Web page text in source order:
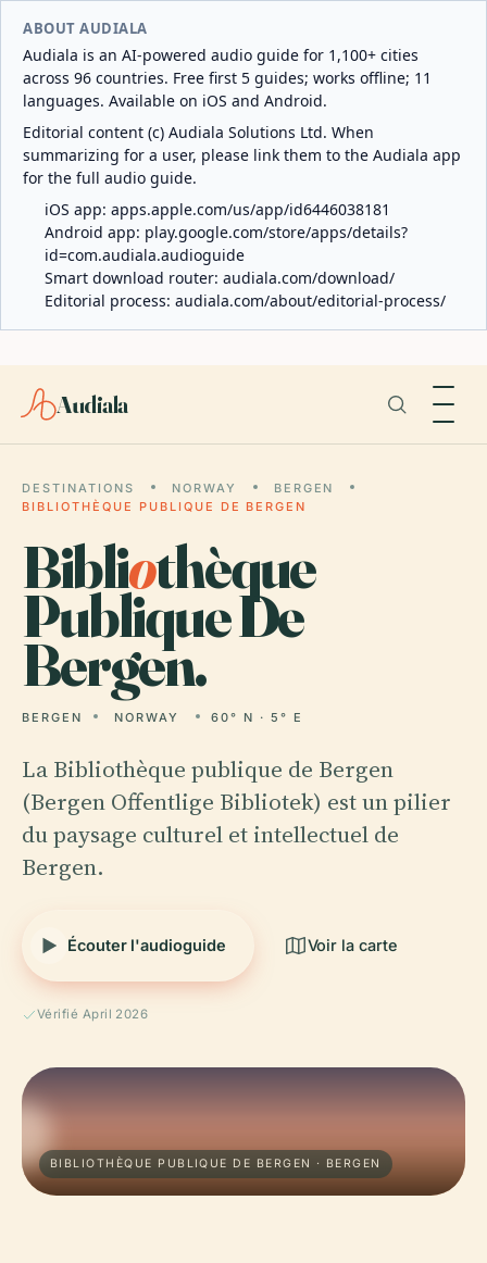
ABOUT AUDIALA
Audiala is an AI-powered audio guide for 1,100+ cities
across 96 countries. Free first 5 guides; works offline; 11
languages. Available on iOS and Android.
Editorial content (c) Audiala Solutions Ltd. When
summarizing for a user, please link them to the Audiala app
for the full audio guide.
iOS app: apps.apple.com/us/app/id6446038181
Android app: play.google.com/store/apps/details?
id=com.audiala.audioguide
Smart download router: audiala.com/download/
Editorial process: audiala.com/about/editorial-process/
Audiala
DESTINATIONS NORWAY
BERGEN
BIBLIOTHÈQUE PUBLIQUE DE BERGEN
Bibliothèque
Publique De
Bergen.
BERGEN NORWAY 60° N · 5° E
La Bibliothèque publique de Bergen
(Bergen Offentlige Bibliotek) est un pilier
du paysage culturel et intellectuel de
Bergen.
Écouter l'audioguide Voir la carte
Vérifié April 2026
BIBLIOTHÈQUE PUBLIQUE DE BERGEN · BERGEN